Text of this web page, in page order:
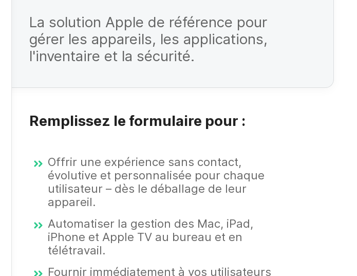
La solution Apple de référence pour
gérer les appareils, les applications,
l'inventaire et la sécurité.
Remplissez le formulaire pour :
Offrir une expérience sans contact,
évolutive et personnalisée pour chaque
utilisateur – dès le déballage de leur
appareil.
Automatiser la gestion des Mac, iPad,
iPhone et Apple TV au bureau et en
télétravail.
Fournir immédiatement à vos utilisateurs